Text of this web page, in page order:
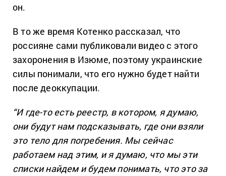
он.
В то же время Котенко рассказал, что
россияне сами публиковали видео с этого
захоронения в Изюме, поэтому украинские
силы понимали, что его нужно будет найти
после деоккупации.
“И где-то есть реестр, в котором, я думаю,
они будут нам подсказывать, где они взяли
это тело для погребения. Мы сейчас
работаем над этим, и я думаю, что мы эти
списки найдем и будем понимать, что это за